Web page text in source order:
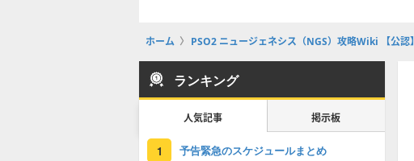
ホーム PSO2 ニュージェネシス（NGS）攻略Wiki 【公認】
ランキング
人気記事 掲示板
1 予告緊急のスケジュールまとめ